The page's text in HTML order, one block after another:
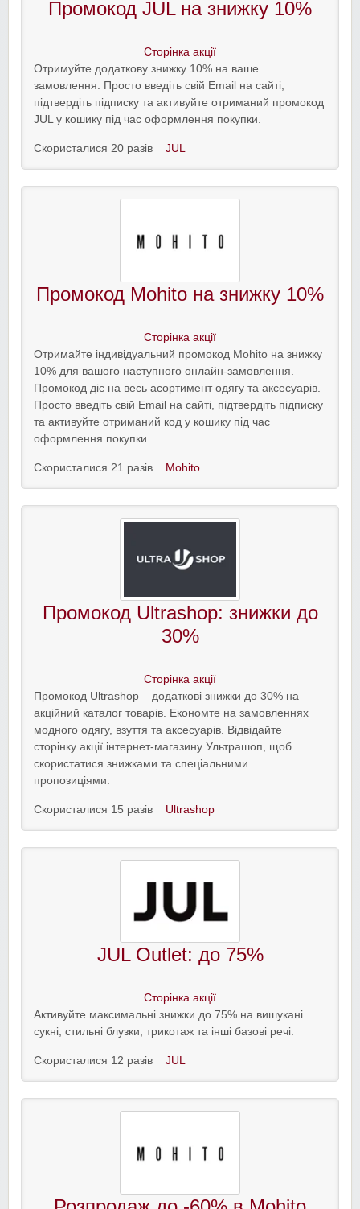
Промокод JUL на знижку 10%
Сторінка акції
Отримуйте додаткову знижку 10% на ваше
замовлення. Просто введіть свій Email на сайті,
підтвердіть підписку та активуйте отриманий промокод
JUL у кошику під час оформлення покупки.
Скористалися 20 разів JUL
Промокод Mohito на знижку 10%
Сторінка акції
Отримайте індивідуальний промокод Mohito на знижку
10% для вашого наступного онлайн-замовлення.
Промокод діє на весь асортимент одягу та аксесуарів.
Просто введіть свій Email на сайті, підтвердіть підписку
та активуйте отриманий код у кошику під час
оформлення покупки.
Скористалися 21 разів Mohito
Промокод Ultrashop: знижки до
30%
Сторінка акції
Промокод Ultrashop – додаткові знижки до 30% на
акційний каталог товарів. Економте на замовленнях
модного одягу, взуття та аксесуарів. Відвідайте
сторінку акції інтернет-магазину Ультрашоп, щоб
скористатися знижками та спеціальними
пропозиціями.
Скористалися 15 разів Ultrashop
JUL Outlet: до 75%
Сторінка акції
Активуйте максимальні знижки до 75% на вишукані
сукні, стильні блузки, трикотаж та інші базові речі.
Скористалися 12 разів JUL